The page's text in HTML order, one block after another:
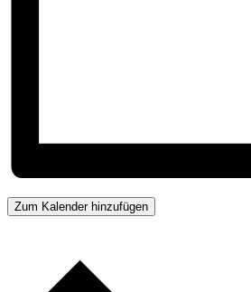
Zum Kalender hinzufügen